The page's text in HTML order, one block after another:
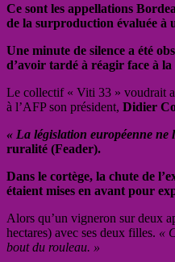
Ce sont les appellations
de la surproduction évaluée à
Une minute de silence a été
d’avoir tardé à réagir face à la
Le collectif « Viti 33 » voudrait
à l’AFP son président, Didier
« La législation européenne ne
ruralité (Feader).
Dans le cortège, la chute de
étaient mises en avant pour
Alors qu’un vigneron sur deux
hectares) avec ses deux filles. «
bout du rouleau. »